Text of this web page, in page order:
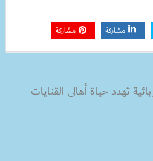
مشاركة مشاركة
تهدد حياة أهالى القنايات